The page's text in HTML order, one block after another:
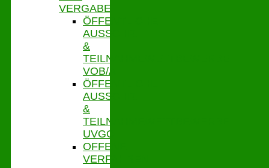
VERGABE
ÖFFENTLICHE
AUSSCHR.
&
TEILNAHMEWETTBEWERBE
VOB/A
ÖFFENTLICHE
AUSSCHR.
&
TEILNAHMEWETTBEWERBE
UVGO
OFFENE
VERFAHREN